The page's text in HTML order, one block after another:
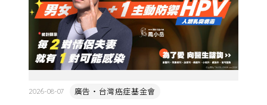
廣告・台灣癌症基金會
2026-08-07